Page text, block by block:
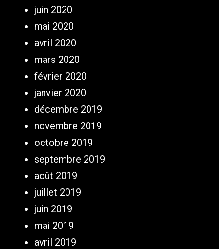
juin 2020
mai 2020
avril 2020
mars 2020
février 2020
janvier 2020
décembre 2019
novembre 2019
octobre 2019
septembre 2019
août 2019
juillet 2019
juin 2019
mai 2019
avril 2019